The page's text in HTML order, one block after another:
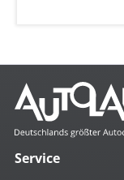
Service